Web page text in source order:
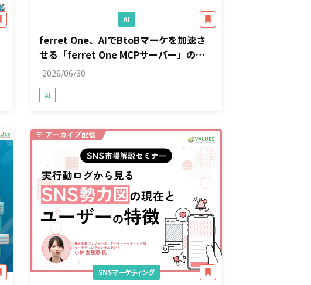
AI
ferret One、AIでBtoBマーケを加速さ
せる「ferret One MCPサーバー」の提
供を開始
2026/06/30
AI
SNSマーケティング